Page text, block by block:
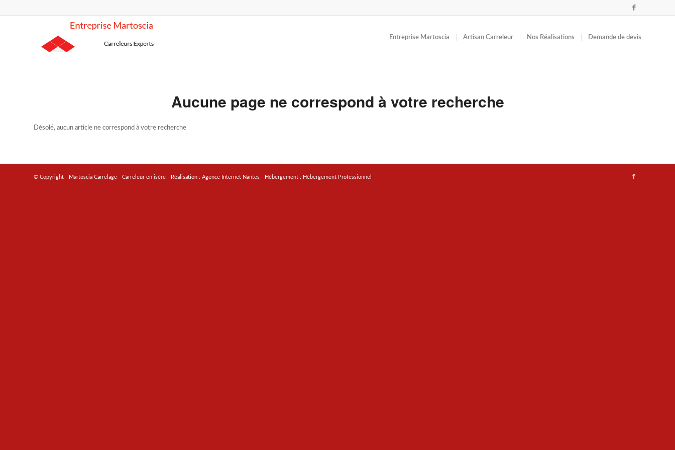
Entreprise Martoscia Artisan Carreleur Nos Réalisations Demande de devis
Aucune page ne correspond à votre recherche
Désolé, aucun article ne correspond à votre recherche
© Copyright - Martoscia Carrelage - Carreleur en isère - Réalisation : Agence Internet Nantes - Hébergement : Hébergement Professionnel